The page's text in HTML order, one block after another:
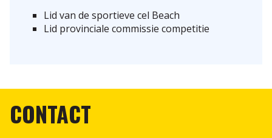
Lid van de sportieve cel Beach
Lid provinciale commissie competitie
CONTACT